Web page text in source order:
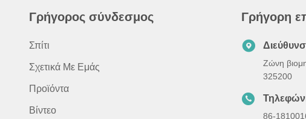
Γρήγορος σύνδεσμος
Σπίτι
Σχετικά Με Εμάς
Προϊόντα
Βίντεο
Γρήγορη
Ζώνη
325200
86-